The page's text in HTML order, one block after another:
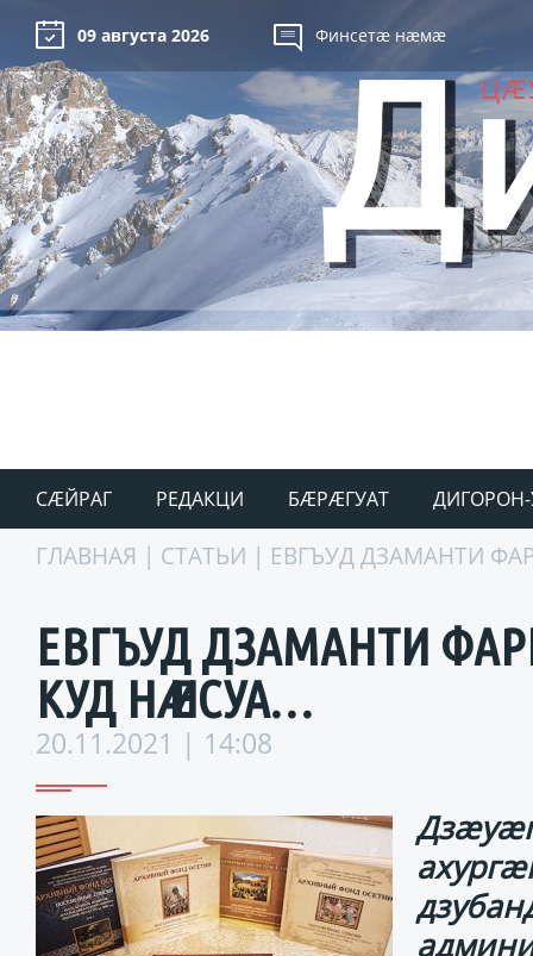
09 августа 2026 Финсетæ нæмæ
СÆЙРАГ РЕДАКЦИ БÆРÆГУАТ ДИГОРОН-
ГЛАВНАЯ | СТАТЬИ | ЕВГЪУД ДЗАМАНТИ
ЕВГЪУД ДЗАМАНТИ
КУД НӔ ИСУА…
20.11.2021 | 14:08